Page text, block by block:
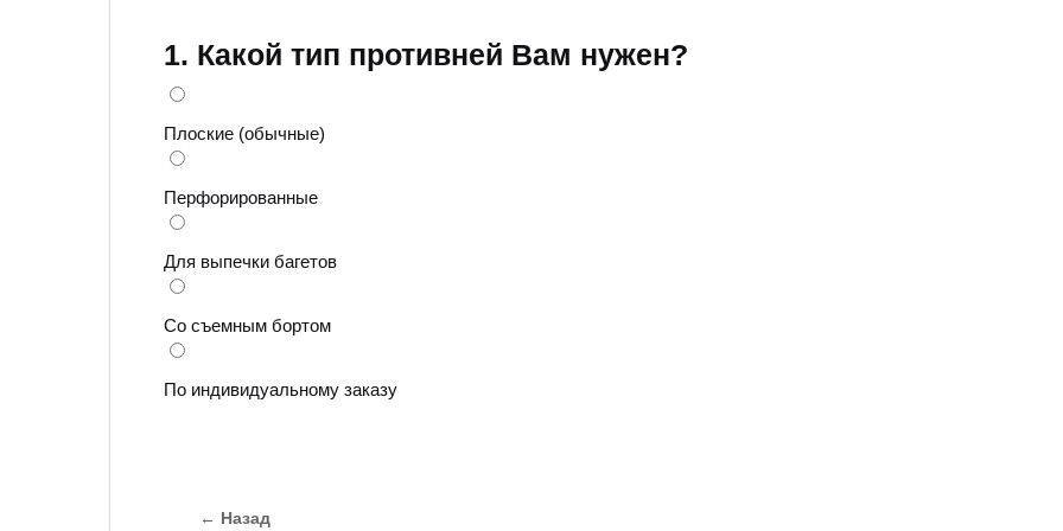
1. Какой тип противней Вам нужен?
Плоские (обычные)
Перфорированные
Для выпечки багетов
Со съемным бортом
По индивидуальному заказу
← Назад